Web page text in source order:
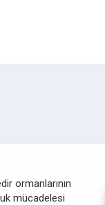
ormanlarının
mücadelesi